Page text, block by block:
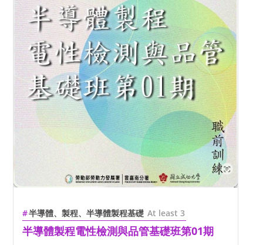
半導體、製程、半導體製程基礎 At least 3
半導體製程電性檢測與品管基礎班第01期